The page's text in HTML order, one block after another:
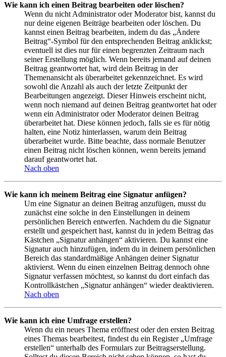
Wie kann ich einen Beitrag bearbeiten oder löschen?
Wenn du nicht Administrator oder Moderator bist, kannst du
nur deine eigenen Beiträge bearbeiten oder löschen. Du
kannst einen Beitrag bearbeiten, indem du das „Ändere
Beitrag“-Symbol für den entsprechenden Beitrag anklickst;
eventuell ist dies nur für einen begrenzten Zeitraum nach
seiner Erstellung möglich. Wenn bereits jemand auf deinen
Beitrag geantwortet hat, wird dein Beitrag in der
Themenansicht als überarbeitet gekennzeichnet. Es wird
sowohl die Anzahl als auch der letzte Zeitpunkt der
Bearbeitungen angezeigt. Dieser Hinweis erscheint nicht,
wenn noch niemand auf deinen Beitrag geantwortet hat oder
wenn ein Administrator oder Moderator deinen Beitrag
überarbeitet hat. Diese können jedoch, falls sie es für nötig
halten, eine Notiz hinterlassen, warum dein Beitrag
überarbeitet wurde. Bitte beachte, dass normale Benutzer
einen Beitrag nicht löschen können, wenn bereits jemand
darauf geantwortet hat.
Nach oben
Wie kann ich meinem Beitrag eine Signatur anfügen?
Um eine Signatur an deinen Beitrag anzufügen, musst du
zunächst eine solche in den Einstellungen in deinem
persönlichen Bereich entwerfen. Nachdem du die Signatur
erstellt und gespeichert hast, kannst du in jedem Beitrag das
Kästchen „Signatur anhängen“ aktivieren. Du kannst eine
Signatur auch hinzufügen, indem du in deinem persönlichen
Bereich das standardmäßige Anhängen deiner Signatur
aktivierst. Wenn du einen einzelnen Beitrag dennoch ohne
Signatur verfassen möchtest, so kannst du dort einfach das
Kontrollkästchen „Signatur anhängen“ wieder deaktivieren.
Nach oben
Wie kann ich eine Umfrage erstellen?
Wenn du ein neues Thema eröffnest oder den ersten Beitrag
eines Themas bearbeitest, findest du ein Register „Umfrage
erstellen“ unterhalb des Formulars zur Beitragserstellung.